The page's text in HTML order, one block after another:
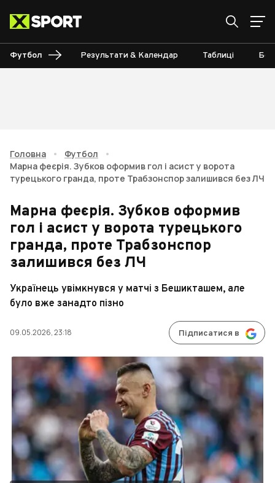
Футбол Результати & Календар Таблиці
Головна • Футбол
•
Марна феєрія. Зубков оформив гол і асист у ворота
турецького гранда, проте Трабзонспор залишився без ЛЧ
Марна феєрія. Зубков оформив
гол і асист у ворота турецького
гранда, проте Трабзонспор
залишився без ЛЧ
Українець увімкнувся у матчі з Бешикташем, але
було вже занадто пізно
09.05.2026, 23:18 Підписатися в